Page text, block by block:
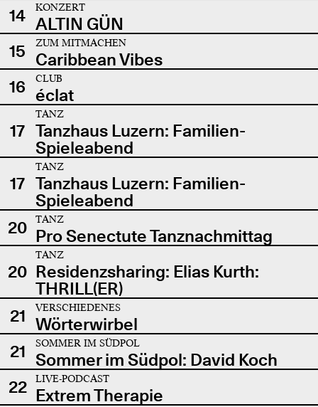
14
KONZERT
ALTIN GÜN
15
ZUM MITMACHEN
Caribbean Vibes
16
CLUB
éclat
17
TANZ
Tanzhaus Luzern: Familien-
Spieleabend
17
TANZ
Tanzhaus Luzern: Familien-
Spieleabend
20
TANZ
Pro Senectute Tanznachmittag
20
TANZ
Residenzsharing: Elias Kurth:
THRILL(ER)
21
VERSCHIEDENES
Wörterwirbel
21
SOMMER IM SÜDPOL
Sommer im Südpol: David Koch
22
LIVE-PODCAST
Extrem Therapie